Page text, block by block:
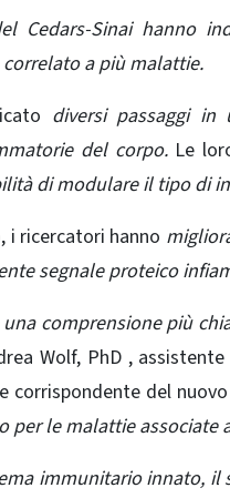
Cedars-Sinai hanno
a più malattie.
diversi passaggi in
del corpo.Le
di modulare il tipo di
i ricercatori hanno
segnale proteico
una comprensione più
Wolf, PhD ,
corrispondente del
per le malattie associate
immunitario innato, il